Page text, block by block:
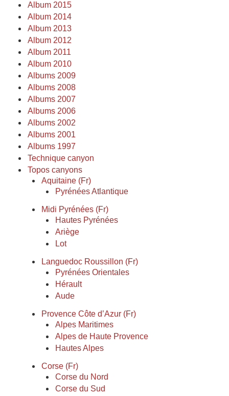
Album 2015
Album 2014
Album 2013
Album 2012
Album 2011
Album 2010
Albums 2009
Albums 2008
Albums 2007
Albums 2006
Albums 2002
Albums 2001
Albums 1997
Technique canyon
Topos canyons
Aquitaine (Fr)
Pyrénées Atlantique
Midi Pyrénées (Fr)
Hautes Pyrénées
Ariège
Lot
Languedoc Roussillon (Fr)
Pyrénées Orientales
Hérault
Aude
Provence Côte d’Azur (Fr)
Alpes Maritimes
Alpes de Haute Provence
Hautes Alpes
Corse (Fr)
Corse du Nord
Corse du Sud